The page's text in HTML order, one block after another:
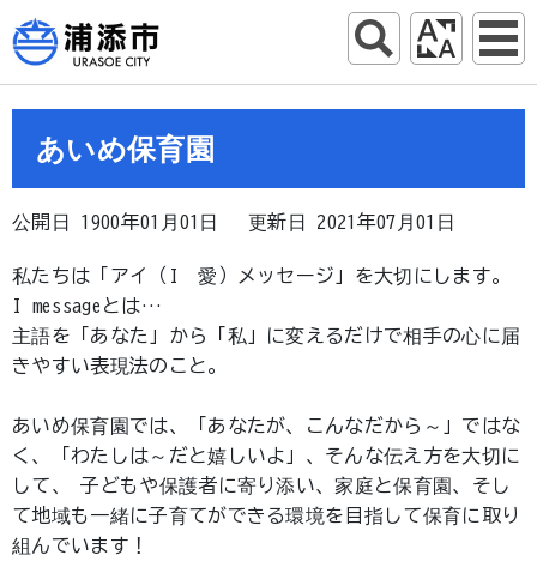
あいめ保育園
公開日 1900年01月01日 更新日 2021年07月01日
私たちは「アイ（I 愛）メッセージ」を大切にします。
I messageとは…
主語を「あなた」から「私」に変えるだけで相手の心に届
きやすい表現法のこと。
あいめ保育園では、「あなたが、こんなだから～」ではな
く、「わたしは～だと嬉しいよ」、そんな伝え方を大切に
して、 子どもや保護者に寄り添い、家庭と保育園、そし
て地域も一緒に子育てができる環境を目指して保育に取り
組んでいます！